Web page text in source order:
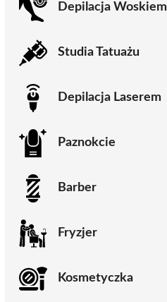
Depilacja Woskiem
Studia Tatuażu
Depilacja Laserem
Paznokcie
Barber
Fryzjer
Kosmetyczka